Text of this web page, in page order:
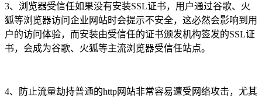
3、浏览器受信任如果没有安装SSL证书，用户通过谷歌、火
狐等浏览器访问企业网站时会提示不安全，这必然会影响到用
户的访问体验，而安装由受信任的证书颁发机构签发的SSL证
书，会成为谷歌、火狐等主流浏览器受信任站点。
4、防止流量劫持普通的http网站非常容易遭受网络攻击，尤其